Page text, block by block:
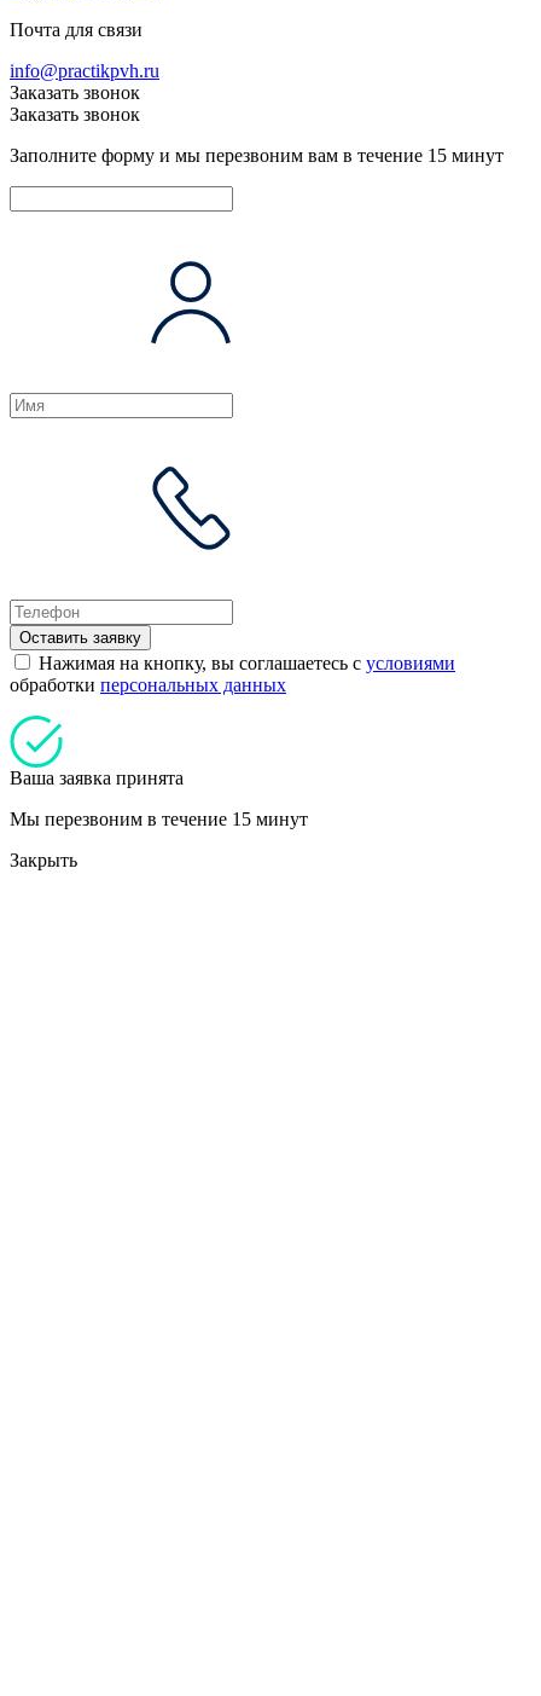
Почта для связи
info@practikpvh.ru
Заказать звонок
Заказать звонок
Заполните форму и мы перезвоним вам в течение 15 минут
Оставить заявку
Нажимая на кнопку, вы соглашаетесь с условиями
обработки персональных данных
Ваша заявка принята
Мы перезвоним в течение 15 минут
Закрыть